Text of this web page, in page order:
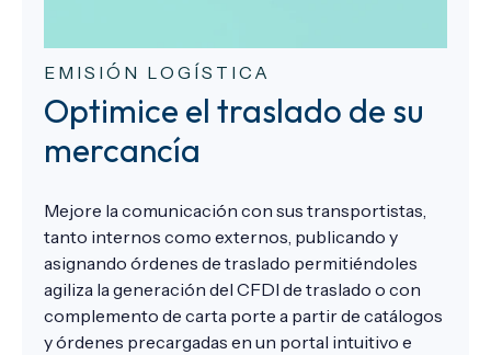
EMISIÓN LOGÍSTICA
Optimice el traslado de su
mercancía
Mejore la comunicación con sus transportistas,
tanto internos como externos, publicando y
asignando órdenes de traslado permitiéndoles
agiliza la generación del CFDI de traslado o con
complemento de carta porte a partir de catálogos
y órdenes precargadas en un portal intuitivo e